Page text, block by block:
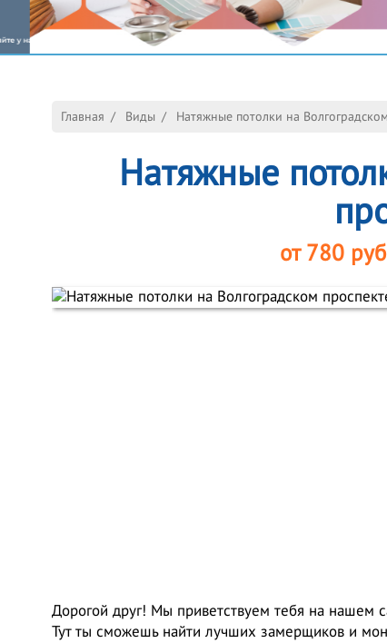
Главная / Виды / Натяжные потолки на
Натяжные
от 780
Дорогой друг! Мы приветствуем тебя на нашем
Тут ты сможешь найти лучших замерщиков и